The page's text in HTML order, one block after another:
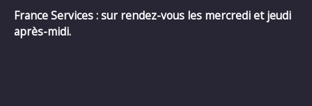
France Services : sur rendez-vous les mercredi et jeudi
après-midi.